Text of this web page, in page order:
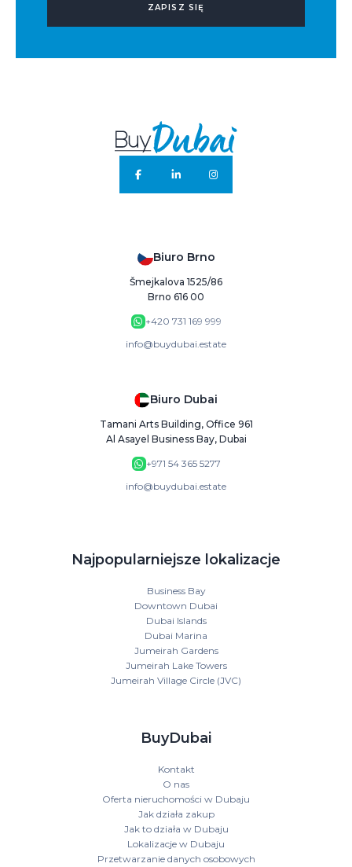
ZAPISZ SIĘ
Biuro Brno
Šmejkalova 1525/86
Brno 616 00
+420 731 169 999
info@buydubai.estate
Biuro Dubai
Tamani Arts Building, Office 961
Al Asayel Business Bay, Dubai
+971 54 365 5277
info@buydubai.estate
Najpopularniejsze lokalizacje
Business Bay
Downtown Dubai
Dubai Islands
Dubai Marina
Jumeirah Gardens
Jumeirah Lake Towers
Jumeirah Village Circle (JVC)
BuyDubai
Kontakt
O nas
Oferta nieruchomości w Dubaju
Jak działa zakup
Jak to działa w Dubaju
Lokalizacje w Dubaju
Przetwarzanie danych osobowych